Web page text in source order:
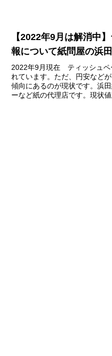
【2022年9月は解消中
報について紙問屋の浜
2022年9月現在 ティッシュペ
れています。ただ、円安など
傾向にあるのが現状です。浜
ーなど紙の代理店です。現状